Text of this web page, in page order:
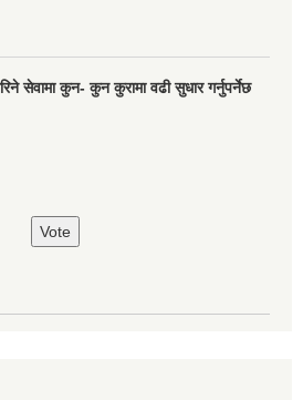
सेवामा कुन- कुन कुरामा वढी सुधार गर्नुपर्नेछ